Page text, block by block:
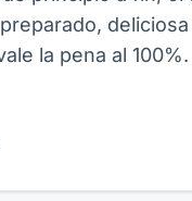
la pena al 100%.